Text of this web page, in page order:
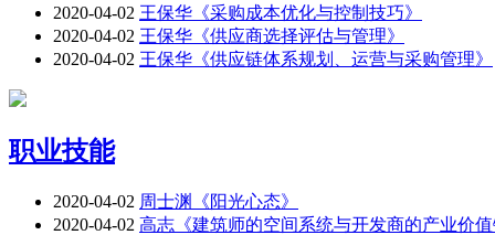
2020-04-02 王保华《采购成本优化与控制技巧》
2020-04-02 王保华《供应商选择评估与管理》
2020-04-02 王保华《供应链体系规划、运营与采购管理》
职业技能
2020-04-02 周士渊《阳光心态》
2020-04-02 高志《建筑师的空间系统与开发商的产业价